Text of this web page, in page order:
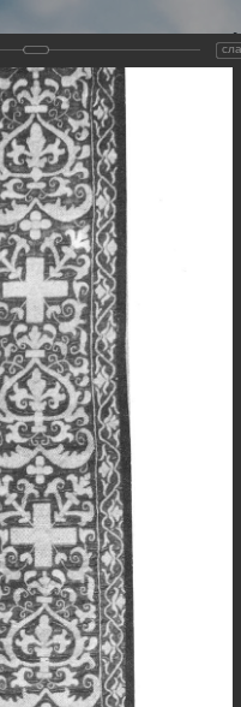
и
Земли
по благословлению
и Холмогорского
Свято-Троицкий
собор